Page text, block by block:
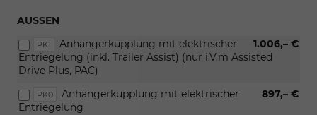
AUSSEN
PK1 1.006,– €
Anhängerkupplung mit elektrischer
Entriegelung (inkl. Trailer Assist) (nur i.V.m Assisted
Drive Plus, PAC)
PK0 897,– €
Anhängerkupplung mit elektrischer
Entriegelung